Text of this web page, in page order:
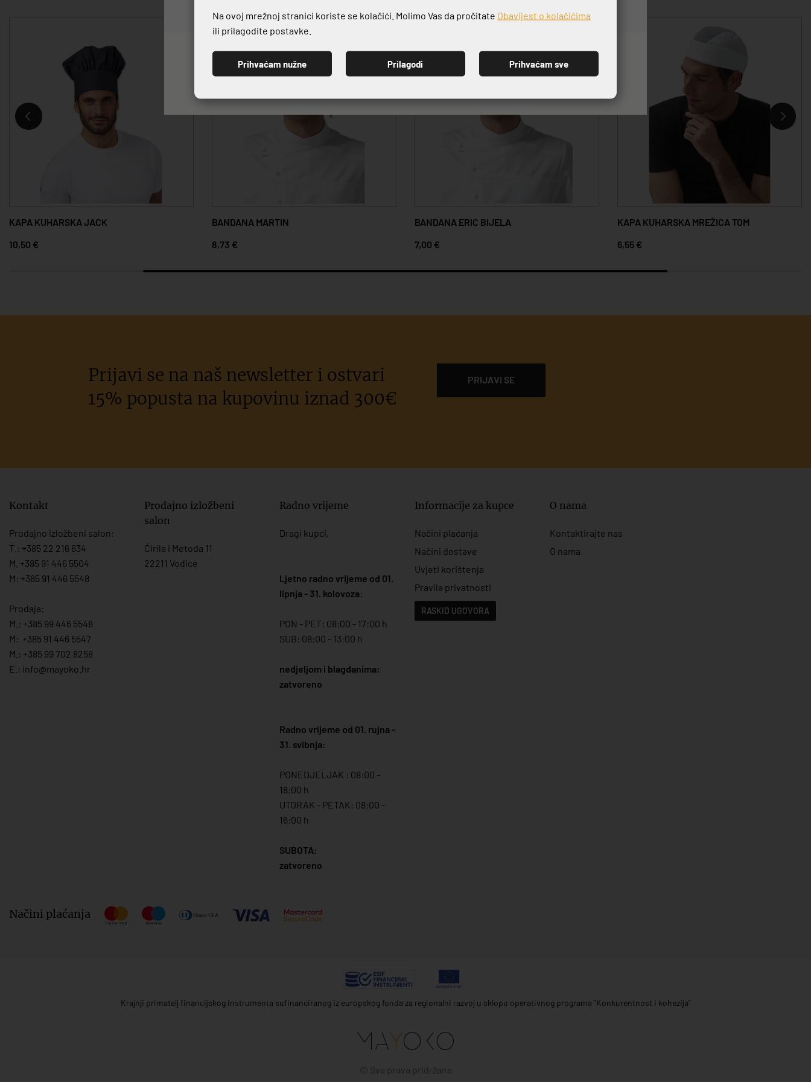
KAPA KUHARSKA JACK
10,50 €
BANDANA MARTIN
8,73 €
BANDANA ERIC BIJELA
7,00 €
KAPA KUHARSKA MREŽICA TOM
6,55 €
Prijavi se na naš newsletter i ostvari
15% popusta na kupovinu iznad 300€
PRIJAVI SE
Kontakt
Prodajno izložbeni salon:
T.: +385 22 216 634
M. +385 91 446 5504
M: +385 91 446 5548
Prodaja:
M.: +385 99 446 5548
M: +385 91 446 5547
M.: +385 99 702 8258
E.: info@mayoko. hr
Prodajno izložbeni
salon
Ćirila i Metoda 11
22211 Vodice
Radno vrijeme
Dragi kupci,
Ljetno radno vrijeme od 01.
lipnja - 31. kolovoza:
PON - PET: 08:00 - 17:00 h
SUB: 08:00 - 13:00 h
nedjeljom i blagdanima:
zatvoreno
Radno vrijeme od 01. rujna -
31. svibnja:
PONEDJELJAK : 08:00 -
18:00 h
UTORAK - PETAK: 08:00 -
16:00 h
SUBOTA:
zatvoreno
Informacije za kupce
Načini plaćanja
Načini dostave
Uvjeti korištenja
Pravila privatnosti
RASKID UGOVORA
O nama
Kontaktirajte nas
O nama
Načini plaćanja
Krajnji primatelj financijskog instrumenta sufinanciranog iz europskog fonda za regionalni razvoj u sklopu operativnog programa "Konkurentnost i kohezija"
© Sva prava pridržana
PRIJAVI SE
Na ovoj mrežnoj stranici koriste se kolačići. Molimo Vas da pročitate Obavijest o kolačićima
ili prilagodite postavke.
Prihvaćam nužne Prilagodi Prihvaćam sve